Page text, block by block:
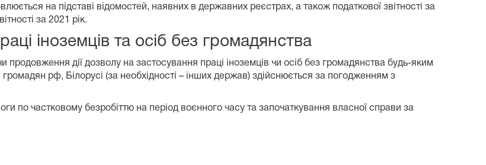
на підставі відомостей, наявних в державних реєстрах, а також податкової звітності за
за 2021 рік.
іноземців та осіб без громадянства
дії дозволу на застосування праці іноземців чи осіб без громадянства будь-яким
рф, Білорусі (за необхідності – інших держав) здійснюється за погодженням з
по частковому безробіттю на період воєнного часу та започаткування власної справи за